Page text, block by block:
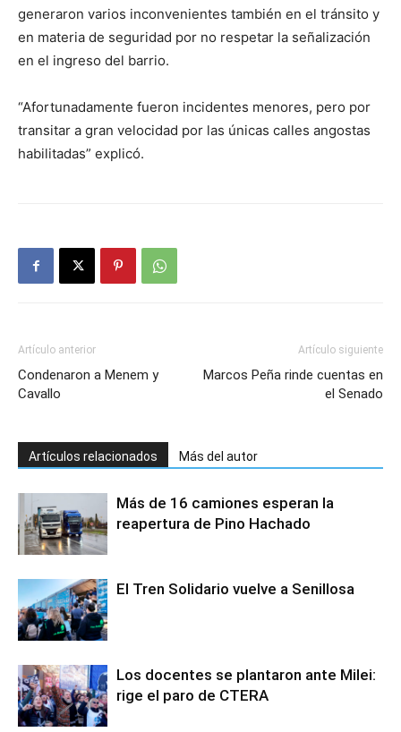
generaron varios inconvenientes también en el tránsito y
en materia de seguridad por no respetar la señalización
en el ingreso del barrio.
“Afortunadamente fueron incidentes menores, pero por
transitar a gran velocidad por las únicas calles angostas
habilitadas” explicó.
Artículo anterior
Condenaron a Menem y
Cavallo
Artículo siguiente
Marcos Peña rinde cuentas en
el Senado
Artículos relacionados Más del autor
Más de 16 camiones esperan la
reapertura de Pino Hachado
El Tren Solidario vuelve a Senillosa
Los docentes se plantaron ante Milei:
rige el paro de CTERA